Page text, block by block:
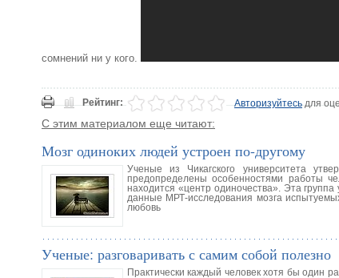
сомнений ни у кого.
Рейтинг: Авторизуйтесьдля
С этим материалом еще читают:
Мозг одиноких людей устроен по-другому
Ученые из Чикагского университета
предопределены особенностями работы
находится «центр одиночества». Эта
данные МРТ-исследования мозга
любовь
Ученые: разговаривать с самим собой полезно
Практически каждый человек хотя бы один